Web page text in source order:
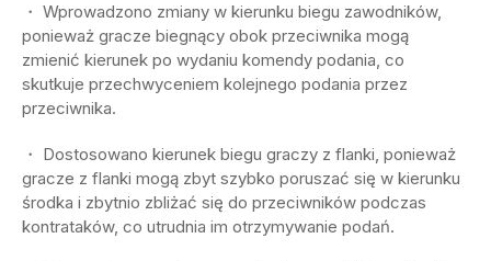
・ Wprowadzono zmiany w kierunku biegu zawodników,
ponieważ gracze biegnący obok przeciwnika mogą
zmienić kierunek po wydaniu komendy podania, co
skutkuje przechwyceniem kolejnego podania przez
przeciwnika.
・ Dostosowano kierunek biegu graczy z flanki, ponieważ
gracze z flanki mogą zbyt szybko poruszać się w kierunku
środka i zbytnio zbliżać się do przeciwników podczas
kontrataków, co utrudnia im otrzymywanie podań.